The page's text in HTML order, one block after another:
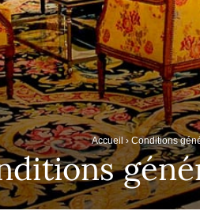
Accueil›Conditions